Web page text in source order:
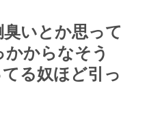
いとか思って
からなそう
る奴ほど引っ